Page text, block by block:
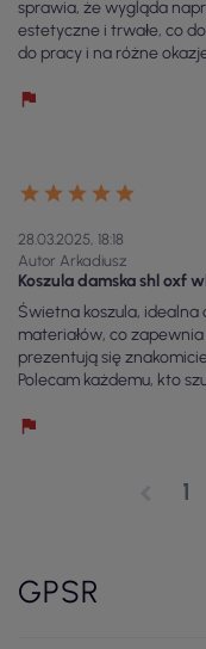
sprawia, że wygląda
estetyczne i trwałe, co
do pracy i na różne
28.03.2025, 18:18
Autor Arkadiusz
Koszula damska shl oxf
Świetna koszula, idealna
materiałów, co
prezentują się
Polecam każdemu, kto
1
GPSR